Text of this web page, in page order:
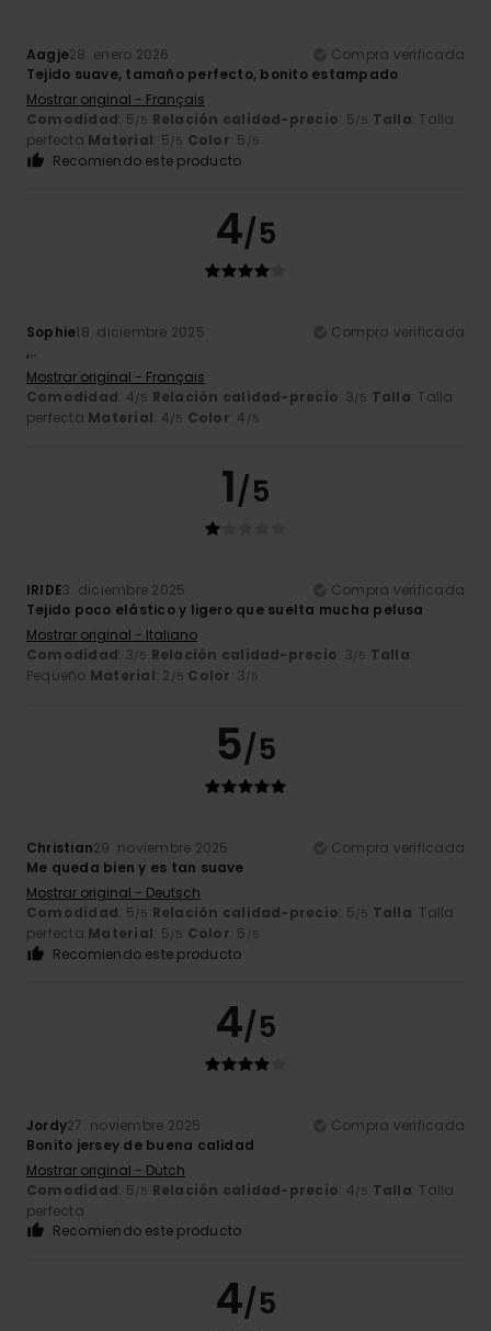
Aagje28. enero 2026
Compra verificada
Tejido suave, tamaño perfecto, bonito estampado
Mostrar original - Français
Comodidad: 5/5 Relación calidad-precio: 5/5 Talla: Talla
perfecta Material: 5/5 Color: 5 /5
Recomiendo este producto
4/5
Sophie18. diciembre 2025
Compra verificada
,..
Mostrar original - Français
Comodidad: 4/5 Relación calidad-precio: 3/5 Talla: Talla
perfecta Material: 4/5 Color: 4 /5
1/5
IRIDE3. diciembre 2025
Compra verificada
Tejido poco elástico y ligero que suelta mucha pelusa
Mostrar original - Italiano
Comodidad: 3/5 Relación calidad-precio: 3/5 Talla:
Pequeño Material: 2 /5 Color: 3/5
5/5
Christian29. noviembre 2025
Compra verificada
Me queda bien y es tan suave
Mostrar original - Deutsch
Comodidad: 5/5 Relación calidad-precio: 5/5 Talla: Talla
perfecta Material: 5/5 Color: 5 /5
Recomiendo este producto
4/5
Jordy27. noviembre 2025
Compra verificada
Bonito jersey de buena calidad
Mostrar original - Dutch
Comodidad: 5/5 Relación calidad-precio: 4/5 Talla: Talla
perfecta
Recomiendo este producto
4/5